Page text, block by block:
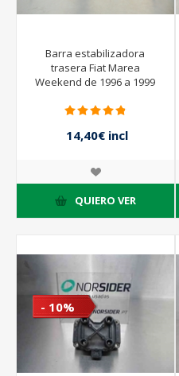
Barra estabilizadora
trasera Fiat Marea
Weekend de 1996 a 1999
14,40€ incl
impuestos
QUIERO VER
- 10%